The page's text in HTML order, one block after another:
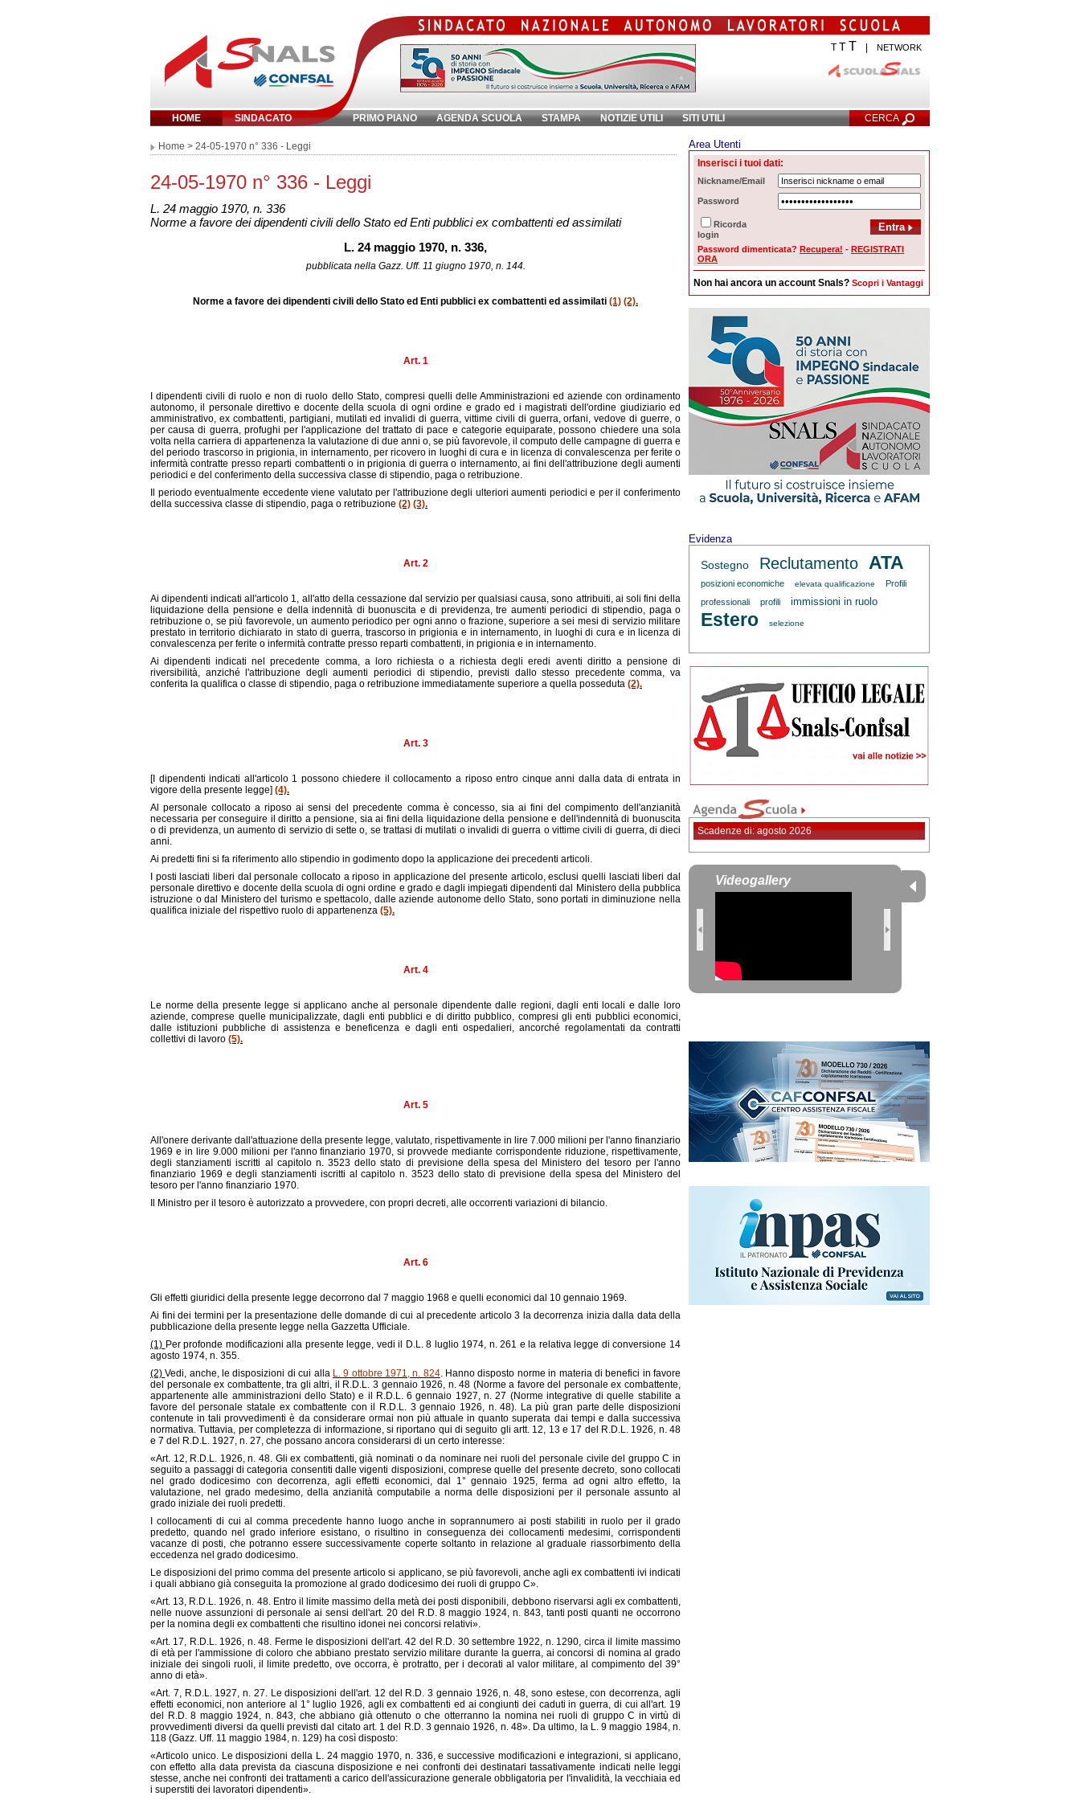
T TT NETWORK
HOME SINDACATO PRIMO PIANO AGENDA SCUOLA STAMPA NOTIZIE UTILI SITI UTILI CERCA
Inserisci parola chiave: Ricerca Avanzata
Home > 24-05-1970 n° 336 - Leggi
24-05-1970 n° 336 - Leggi
L. 24 maggio 1970, n. 336
Norme a favore dei dipendenti civili dello Stato ed Enti pubblici ex combattenti ed assimilati
L. 24 maggio 1970, n. 336,
pubblicata nella Gazz. Uff. 11 giugno 1970, n. 144.
Norme a favore dei dipendenti civili dello Stato ed Enti pubblici ex combattenti ed assimilati (1) (2).
Art. 1
I dipendenti civili di ruolo e non di ruolo dello Stato, compresi quelli delle Amministrazioni ed aziende con ordinamento
autonomo, il personale direttivo e docente della scuola di ogni ordine e grado ed i magistrati dell'ordine giudiziario ed
amministrativo, ex combattenti, partigiani, mutilati ed invalidi di guerra, vittime civili di guerra, orfani, vedove di guerre, o
per causa di guerra, profughi per l'applicazione del trattato di pace e categorie equiparate, possono chiedere una sola
volta nella carriera di appartenenza la valutazione di due anni o, se più favorevole, il computo delle campagne di guerra e
del periodo trascorso in prigionia, in internamento, per ricovero in luoghi di cura e in licenza di convalescenza per ferite o
infermità contratte presso reparti combattenti o in prigionia di guerra o internamento, ai fini dell'attribuzione degli aumenti
periodici e del conferimento della successiva classe di stipendio, paga o retribuzione.
Il periodo eventualmente eccedente viene valutato per l'attribuzione degli ulteriori aumenti periodici e per il conferimento
della successiva classe di stipendio, paga o retribuzione (2) (3).
Art. 2
Ai dipendenti indicati all'articolo 1, all'atto della cessazione dal servizio per qualsiasi causa, sono attribuiti, ai soli fini della
liquidazione della pensione e della indennità di buonuscita e di previdenza, tre aumenti periodici di stipendio, paga o
retribuzione o, se più favorevole, un aumento periodico per ogni anno o frazione, superiore a sei mesi di servizio militare
prestato in territorio dichiarato in stato di guerra, trascorso in prigionia e in internamento, in luoghi di cura e in licenza di
convalescenza per ferite o infermità contratte presso reparti combattenti, in prigionia e in internamento.
Ai dipendenti indicati nel precedente comma, a loro richiesta o a richiesta degli eredi aventi diritto a pensione di
riversibilità, anziché l'attribuzione degli aumenti periodici di stipendio, previsti dallo stesso precedente comma, va
conferita la qualifica o classe di stipendio, paga o retribuzione immediatamente superiore a quella posseduta (2).
Art. 3
[I dipendenti indicati all'articolo 1 possono chiedere il collocamento a riposo entro cinque anni dalla data di entrata in
vigore della presente legge] (4).
Al personale collocato a riposo ai sensi del precedente comma è concesso, sia ai fini del compimento dell'anzianità
necessaria per conseguire il diritto a pensione, sia ai fini della liquidazione della pensione e dell'indennità di buonuscita
o di previdenza, un aumento di servizio di sette o, se trattasi di mutilati o invalidi di guerra o vittime civili di guerra, di dieci
anni.
Ai predetti fini si fa riferimento allo stipendio in godimento dopo la applicazione dei precedenti articoli.
I posti lasciati liberi dal personale collocato a riposo in applicazione del presente articolo, esclusi quelli lasciati liberi dal
personale direttivo e docente della scuola di ogni ordine e grado e dagli impiegati dipendenti dal Ministero della pubblica
istruzione o dal Ministero del turismo e spettacolo, dalle aziende autonome dello Stato, sono portati in diminuzione nella
qualifica iniziale del rispettivo ruolo di appartenenza (5).
Art. 4
Le norme della presente legge si applicano anche al personale dipendente dalle regioni, dagli enti locali e dalle loro
aziende, comprese quelle municipalizzate, dagli enti pubblici e di diritto pubblico, compresi gli enti pubblici economici,
dalle istituzioni pubbliche di assistenza e beneficenza e dagli enti ospedalieri, ancorché regolamentati da contratti
collettivi di lavoro (5).
Art. 5
All'onere derivante dall'attuazione della presente legge, valutato, rispettivamente in lire 7.000 milioni per l'anno finanziario
1969 e in lire 9.000 milioni per l'anno finanziario 1970, si provvede mediante corrispondente riduzione, rispettivamente,
degli stanziamenti iscritti al capitolo n. 3523 dello stato di previsione della spesa del Ministero del tesoro per l'anno
finanziario 1969 e degli stanziamenti iscritti al capitolo n. 3523 dello stato di previsione della spesa del Ministero del
tesoro per l'anno finanziario 1970.
Il Ministro per il tesoro è autorizzato a provvedere, con propri decreti, alle occorrenti variazioni di bilancio.
Art. 6
Gli effetti giuridici della presente legge decorrono dal 7 maggio 1968 e quelli economici dal 10 gennaio 1969.
Ai fini dei termini per la presentazione delle domande di cui al precedente articolo 3 la decorrenza inizia dalla data della
pubblicazione della presente legge nella Gazzetta Ufficiale.
(1) Per profonde modificazioni alla presente legge, vedi il D.L. 8 luglio 1974, n. 261 e la relativa legge di conversione 14
agosto 1974, n. 355.
(2)Vedi, anche, le disposizioni di cui alla L. 9 ottobre 1971, n. 824. Hanno disposto norme in materia di benefici in favore
del personale ex combattente, tra gli altri, il R.D.L. 3 gennaio 1926, n. 48 (Norme a favore del personale ex combattente,
appartenente alle amministrazioni dello Stato) e il R.D.L. 6 gennaio 1927, n. 27 (Norme integrative di quelle stabilite a
favore del personale statale ex combattente con il R.D.L. 3 gennaio 1926, n. 48). La più gran parte delle disposizioni
contenute in tali provvedimenti è da considerare ormai non più attuale in quanto superata dai tempi e dalla successiva
normativa. Tuttavia, per completezza di informazione, si riportano qui di seguito gli artt. 12, 13 e 17 del R.D.L. 1926, n. 48
e 7 del R.D.L. 1927, n. 27, che possano ancora considerarsi di un certo interesse:
«Art. 12, R.D.L. 1926, n. 48. Gli ex combattenti, già nominati o da nominare nei ruoli del personale civile del gruppo C in
seguito a passaggi di categoria consentiti dalle vigenti disposizioni, comprese quelle del presente decreto, sono collocati
nel grado dodicesimo con decorrenza, agli effetti economici, dal 1° gennaio 1925, ferma ad ogni altro effetto, la
valutazione, nel grado medesimo, della anzianità computabile a norma delle disposizioni per il personale assunto al
grado iniziale dei ruoli predetti.
I collocamenti di cui al comma precedente hanno luogo anche in soprannumero ai posti stabiliti in ruolo per il grado
predetto, quando nel grado inferiore esistano, o risultino in conseguenza dei collocamenti medesimi, corrispondenti
vacanze di posti, che potranno essere successivamente coperte soltanto in relazione al graduale riassorbimento della
eccedenza nel grado dodicesimo.
Le disposizioni del primo comma del presente articolo si applicano, se più favorevoli, anche agli ex combattenti ivi indicati
i quali abbiano già conseguita la promozione al grado dodicesimo dei ruoli di gruppo C».
«Art. 13, R.D.L. 1926, n. 48. Entro il limite massimo della metà dei posti disponibili, debbono riservarsi agli ex combattenti,
nelle nuove assunzioni di personale ai sensi dell'art. 20 del R.D. 8 maggio 1924, n. 843, tanti posti quanti ne occorrono
per la nomina degli ex combattenti che risultino idonei nei concorsi relativi».
«Art. 17, R.D.L. 1926, n. 48. Ferme le disposizioni dell'art. 42 del R.D. 30 settembre 1922, n. 1290, circa il limite massimo
di età per l'ammissione di coloro che abbiano prestato servizio militare durante la guerra, ai concorsi di nomina al grado
iniziale dei singoli ruoli, il limite predetto, ove occorra, è protratto, per i decorati al valor militare, al compimento del 39°
anno di età».
«Art. 7, R.D.L. 1927, n. 27. Le disposizioni dell'art. 12 del R.D. 3 gennaio 1926, n. 48, sono estese, con decorrenza, agli
effetti economici, non anteriore al 1° luglio 1926, agli ex combattenti ed ai congiunti dei caduti in guerra, di cui all'art. 19
del R.D. 8 maggio 1924, n. 843, che abbiano già ottenuto o che otterranno la nomina nei ruoli di gruppo C in virtù di
provvedimenti diversi da quelli previsti dal citato art. 1 del R.D. 3 gennaio 1926, n. 48». Da ultimo, la L. 9 maggio 1984, n.
118 (Gazz. Uff. 11 maggio 1984, n. 129) ha così disposto:
«Articolo unico. Le disposizioni della L. 24 maggio 1970, n. 336, e successive modificazioni e integrazioni, si applicano,
con effetto alla data prevista da ciascuna disposizione e nei confronti dei destinatari tassativamente indicati nelle leggi
stesse, anche nei confronti dei trattamenti a carico dell'assicurazione generale obbligatoria per l'invalidità, la vecchiaia ed
i superstiti dei lavoratori dipendenti».
Area Utenti
Inserisci i tuoi dati:
Nickname/Email
Password
Ricorda
login
Password dimenticata? Recupera! - REGISTRATI
ORA
Non hai ancora un account Snals? Scopri i Vantaggi
Evidenza
Sostegno Reclutamento ATA
posizioni economiche elevata qualificazione
Profili
professionali
profili immissioni in ruolo
Estero selezione
Scadenze di: agosto 2026
Videogallery